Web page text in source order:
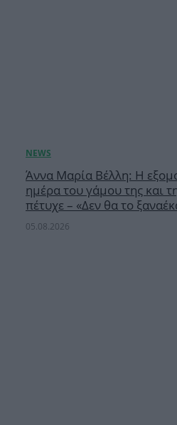
Άννα Μαρία Βέλλη: Η
ημέρα του γάμου της και
πέτυχε – «Δεν θα το
05.08.2026